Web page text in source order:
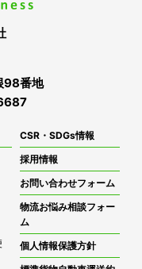
98番地
CSR・SDGs情報
採用情報
お問い合わせフォーム
物流お悩み相談フォー
ム
個人情報保護方針